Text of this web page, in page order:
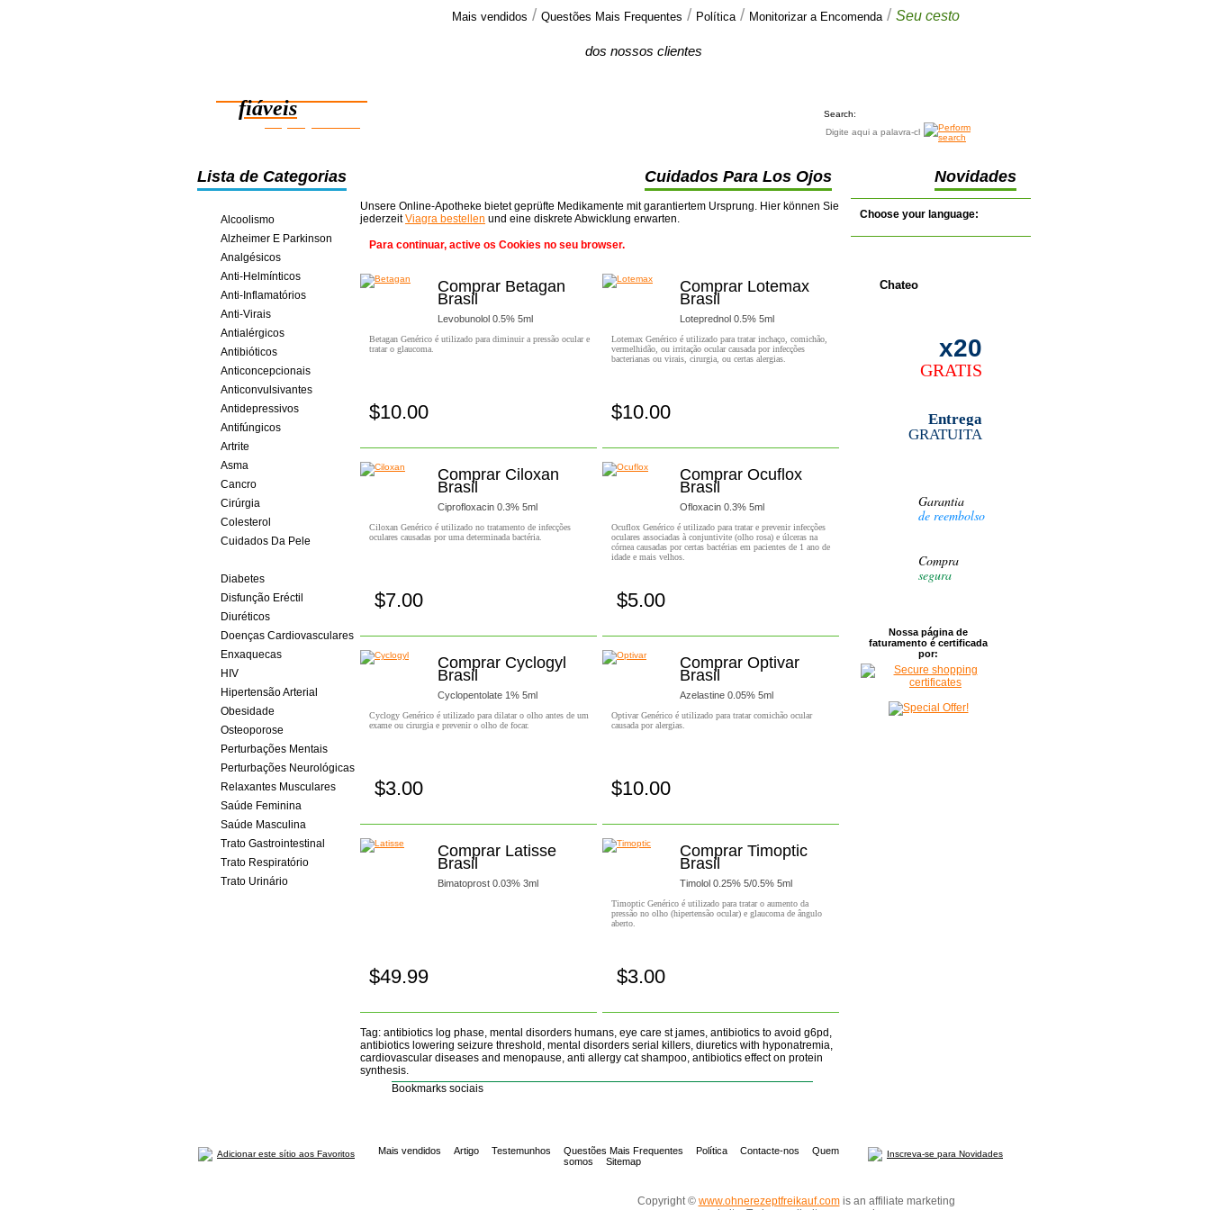
Mais vendidos / Questões Mais Frequentes / Política / Monitorizar a Encomenda / Seu cesto
fiáveis
poupança online
dos nossos clientes
Search:
Lista de Categorias Cuidados Para Los Ojos Novidades
Alcoolismo
Alzheimer E Parkinson
Analgésicos
Anti-Helmínticos
Anti-Inflamatórios
Anti-Virais
Antialérgicos
Antibióticos
Anticoncepcionais
Anticonvulsivantes
Antidepressivos
Antifúngicos
Artrite
Asma
Cancro
Cirúrgia
Colesterol
Cuidados Da Pele
Diabetes
Disfunção Eréctil
Diuréticos
Doenças Cardiovasculares
Enxaquecas
HIV
Hipertensão Arterial
Obesidade
Osteoporose
Perturbações Mentais
Perturbações Neurológicas
Relaxantes Musculares
Saúde Feminina
Saúde Masculina
Trato Gastrointestinal
Trato Respiratório
Trato Urinário
Unsere Online-Apotheke bietet geprüfte Medikamente mit garantiertem Ursprung. Hier können Sie
jederzeitViagra bestellen und eine diskrete Abwicklung erwarten.
Para continuar, active os Cookies no seu browser.
Comprar Betagan
Brasil
Levobunolol 0.5% 5ml
Betagan Genérico é utilizado para diminuir a pressão ocular e
tratar o glaucoma.
$10.00
Comprar Ciloxan
Brasil
Ciprofloxacin 0.3% 5ml
Ciloxan Genérico é utilizado no tratamento de infecções
oculares causadas por uma determinada bactéria.
$7.00
Comprar Cyclogyl
Brasil
Cyclopentolate 1% 5ml
Cyclogy Genérico é utilizado para dilatar o olho antes de um
exame ou cirurgia e prevenir o olho de focar.
$3.00
Comprar Latisse
Brasil
Bimatoprost 0.03% 3ml
$49.99
Comprar Lotemax
Brasil
Loteprednol 0.5% 5ml
Lotemax Genérico é utilizado para tratar inchaço, comichão,
vermelhidão, ou irritação ocular causada por infecções
bacterianas ou virais, cirurgia, ou certas alergias.
$10.00
Comprar Ocuflox
Brasil
Ofloxacin 0.3% 5ml
Ocuflox Genérico é utilizado para tratar e prevenir infecções
oculares associadas à conjuntivite (olho rosa) e úlceras na
córnea causadas por certas bactérias em pacientes de 1 ano de
idade e mais velhos.
$5.00
Comprar Optivar
Brasil
Azelastine 0.05% 5ml
Optivar Genérico é utilizado para tratar comichão ocular
causada por alergias.
$10.00
Comprar Timoptic
Brasil
Timolol 0.25% 5/0.5% 5ml
Timoptic Genérico é utilizado para tratar o aumento da
pressão no olho (hipertensão ocular) e glaucoma de ângulo
aberto.
$3.00
Tag: antibiotics log phase, mental disorders humans, eye care st james, antibiotics to avoid g6pd,
antibiotics lowering seizure threshold, mental disorders serial killers, diuretics with hyponatremia,
cardiovascular diseases and menopause, anti allergy cat shampoo, antibiotics effect on protein
synthesis.
Bookmarks sociais
Choose your language:
Chateo
x20
GRATIS
Entrega
GRATUITA
Garantia
de reembolso
Compra
segura
Nossa página de
faturamento é certificada
por:
Adicionar este sítio aos Favoritos Mais vendidos Artigo Testemunhos Questões Mais Frequentes Política Contacte-nos
Quem
somos
Sitemap
Inscreva-se para Novidades
Copyright © www.ohnerezeptfreikauf.comis an affiliate marketing